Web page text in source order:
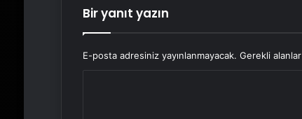
Bir yanıt yazın
E-posta adresiniz yayınlanmayacak. Gerekli alanlar